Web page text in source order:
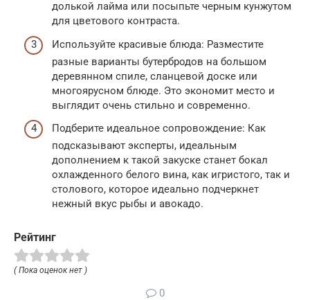
долькой лайма или посыпьте черным кунжутом
для цветового контраста.
Используйте красивые блюда: Разместите
разные варианты бутербродов на большом
деревянном спиле, сланцевой доске или
многоярусном блюде. Это экономит место и
выглядит очень стильно и современно.
Подберите идеальное сопровождение: Как
подсказывают эксперты, идеальным
дополнением к такой закуске станет бокал
охлажденного белого вина, как игристого, так и
столового, которое идеально подчеркнет
нежный вкус рыбы и авокадо.
Рейтинг
( Пока оценок нет )
0